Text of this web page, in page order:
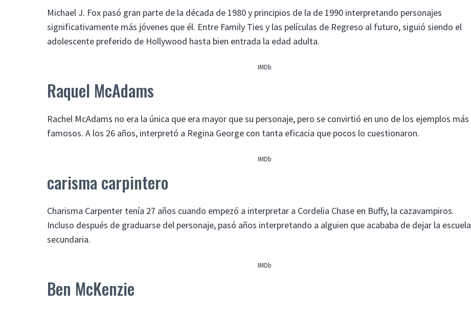
Michael J. Fox pasó gran parte de la década de 1980 y principios de la de 1990 interpretando personajes
significativamente más jóvenes que él. Entre Family Ties y las películas de Regreso al futuro, siguió siendo el
adolescente preferido de Hollywood hasta bien entrada la edad adulta.
IMDb
Raquel McAdams
Rachel McAdams no era la única que era mayor que su personaje, pero se convirtió en uno de los ejemplos más
famosos. A los 26 años, interpretó a Regina George con tanta eficacia que pocos lo cuestionaron.
IMDb
carisma carpintero
Charisma Carpenter tenía 27 años cuando empezó a interpretar a Cordelia Chase en Buffy, la cazavampiros.
Incluso después de graduarse del personaje, pasó años interpretando a alguien que acababa de dejar la escuela
secundaria.
IMDb
Ben McKenzie